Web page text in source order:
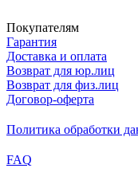
Покупателям
Гарантия
Доставка и оплата
Возврат для юр.лиц
Возврат для физ.лиц
Договор-оферта
Политика обработки
FAQ